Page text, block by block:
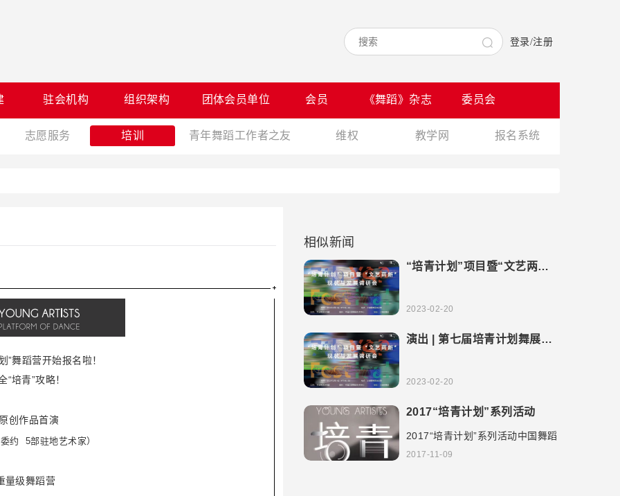
登录/注册
驻会机构 组织架构 团体会员单位 会员 《舞蹈》杂志 委员会
志愿服务 培训 青年舞蹈工作者之友 维权 教学网 报名系统
”舞蹈营开始报名啦！
“培青”攻略！
创作品首演
约 5部驻地艺术家）
量级舞蹈营
相似新闻
“培青计划”项目暨“文艺两新”
2023-02-20
演出 | 第七届培青计划舞展首
2023-02-20
2017“培青计划”系列活动
2017“培青计划”系列活动中国舞蹈
家协会中国舞蹈家协会微信号
2017-11-09